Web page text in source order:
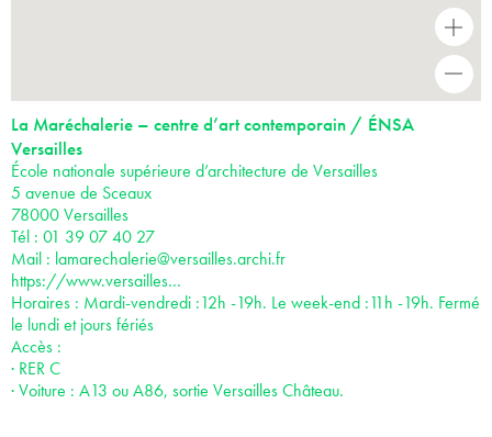
+
La Maréchalerie – centre d’art contemporain / ÉNSA
Versailles
École nationale supérieure d’architecture de Versailles
5 avenue de Sceaux
78000 Versailles
Tél : 01 39 07 40 27
Mail : lamarechalerie@versailles.archi.fr
https://www.versailles…
Horaires : Mardi-vendredi :12h -19h. Le week-end :11h -19h. Fermé
le lundi et jours fériés
Accès :
· RER C
· Voiture : A13 ou A86, sortie Versailles Château.